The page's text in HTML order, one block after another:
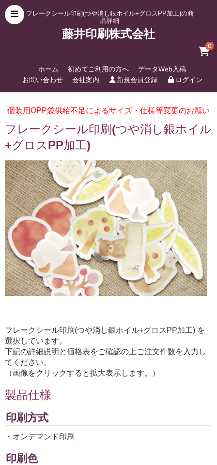
フレークシール印刷(つや消し銀ホイル+グロスPP加工)の商
品詳細
藤井印刷株式会社
0
ホーム 初めてご利用の方へ
データWeb入稿
お問い合わせ
会社案内 新規会員登録 ログイン
個装用OPP袋供給不足によるサイズ・仕様等変更のお願い
フレークシール印刷(つや消し銀ホイル
+グロスPP加工)
フレークシール印刷(つや消し銀ホイル+グロスPP加工) を
選択しています。
下記の詳細説明と価格表をご確認の上ご注文件数を入力し
てください。
（画像をクリックすると拡大表示します。）
製品仕様
印刷方式
・オンデマンド印刷
印刷色